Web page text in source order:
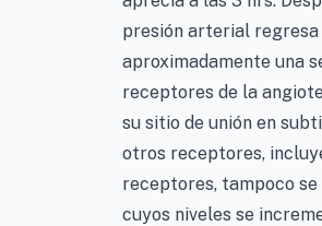
presión arterial
aproximadamente una
receptores de la
su sitio de unión en
otros receptores,
receptores, tampoco
cuyos niveles se